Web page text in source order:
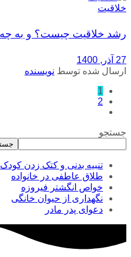
خلاقیت
رشد خلاقیت چیست؟ و به
27 آذر, 1400
ارسال شده توسط نویسنده
1
2
جستجو
تنبیه بدنی و کتک زدن کودک
طلاق عاطفی در خانواده
خواص انگشتر فیروزه
نگهداری از حیوان خانگی
دعوای پدر مادر